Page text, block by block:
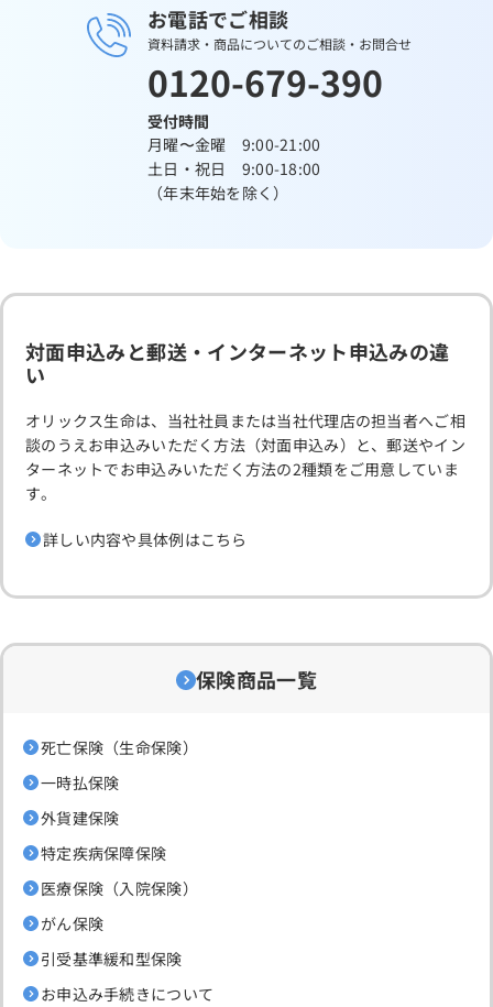
お電話でご相談
資料請求・商品についてのご相談・お問合せ
0120-679-390
受付時間
月曜〜金曜 9:00-21:00
土日・祝日 9:00-18:00
（年末年始を除く）
対面申込みと郵送・インターネット申込みの違
い
オリックス生命は、当社社員または当社代理店の担当者へご相
談のうえお申込みいただく方法（対面申込み）と、郵送やイン
ターネットでお申込みいただく方法の2種類をご用意していま
す。
詳しい内容や具体例はこちら
保険商品一覧
死亡保険（生命保険）
一時払保険
外貨建保険
特定疾病保障保険
医療保険（入院保険）
がん保険
引受基準緩和型保険
お申込み手続きについて